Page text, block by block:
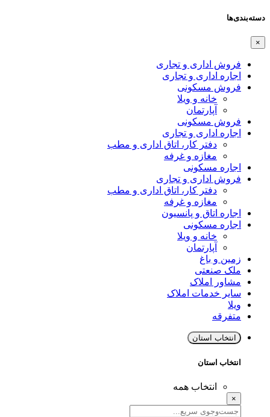
دسته‌بندی‌ها
×
فروش اداری و تجاری
اجاره اداری و تجاری
فروش مسکونی
خانه و ویلا
آپارتمان
فروش مسکونی
اجاره اداری و تجاری
دفتر کار، اتاق اداری و مطب
مغازه و غرفه
اجاره مسکونی
فروش اداری و تجاری
دفتر کار، اتاق اداری و مطب
مغازه و غرفه
اجاره اتاق و پانسیون
اجاره مسکونی
خانه و ویلا
آپارتمان
زمین و باغ
ملک صنعتی
مشاور املاک
سایر خدمات املاک
ویلا
متفرقه
انتخاب استان
انتخاب استان
انتخاب همه
×